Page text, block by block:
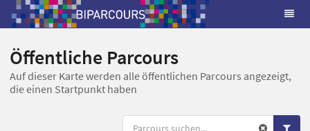
Öffentliche Parcours
Auf dieser Karte werden alle öffentlichen Parcours angezeigt,
die einen Startpunkt haben